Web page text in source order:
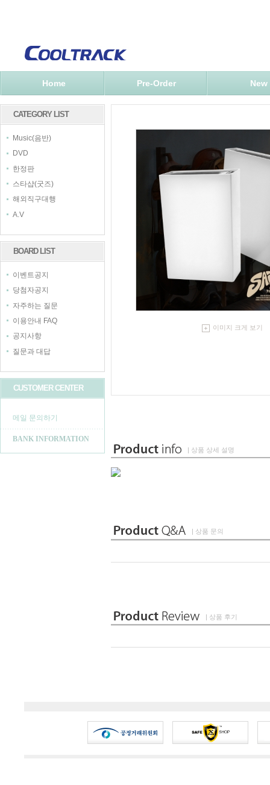
Home Pre-Order New
CATEGORY LIST
Music(음반)
DVD
한정판
스타샵(굿즈)
해외직구대행
A.V
BOARD LIST
이벤트공지
당첨자공지
자주하는 질문
이용안내 FAQ
공지사항
질문과 대답
CUSTOMER CENTER
메일 문의하기
BANK INFORMATION
이미지 크게 보기
| 상품 상세 설명
| 상품 문의
| 상품 후기